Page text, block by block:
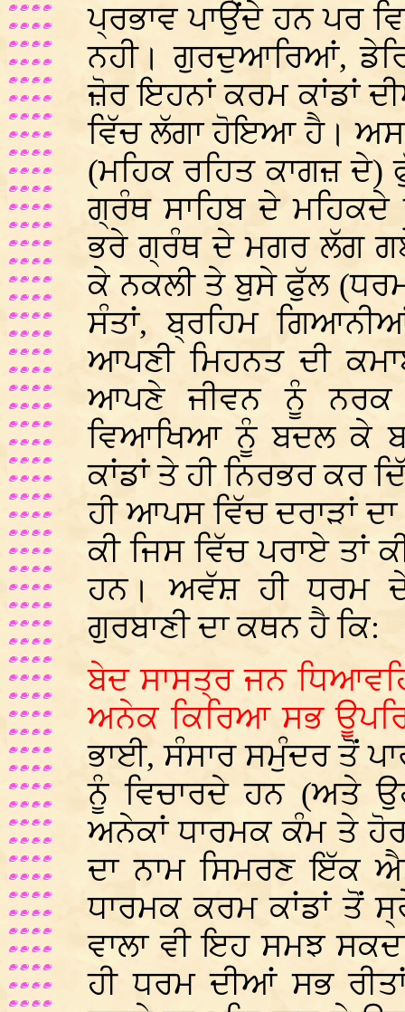
ਪ੍ਰਭਾਵ ਪਾਉਂਦੇ ਹਨ ਪਰ
ਨਹੀ। ਗੁਰਦੁਆਰਿਆਂ,
ਜ਼ੋਰ ਇਹਨਾਂ ਕਰਮ ਕਾਂਡਾਂ
ਵਿੱਚ ਲੱਗਾ ਹੋਇਆ ਹੈ।
(ਮਹਿਕ ਰਹਿਤ ਕਾਗਜ਼ ਦੇ)
ਗ੍ਰੰਥ ਸਾਹਿਬ ਦੇ
ਭਰੇ ਗ੍ਰੰਥ ਦੇ ਮਗਰ ਲੱਗ
ਕੇ ਨਕਲੀ ਤੇ ਬੁਸੇ ਫੁੱਲ
ਸੰਤਾਂ, ਬ੍ਰਹਿਮ
ਆਪਣੀ ਮਿਹਨਤ ਦੀ
ਆਪਣੇ ਜੀਵਨ ਨੂੰ ਨਰਕ
ਵਿਆਖਿਆ ਨੂੰ ਬਦਲ ਕੇ
ਕਾਂਡਾਂ ਤੇ ਹੀ ਨਿਰਭਰ ਕਰ
ਹੀ ਆਪਸ ਵਿੱਚ ਦਰਾੜਾਂ
ਕੀ ਜਿਸ ਵਿੱਚ ਪਰਾਏ ਤਾਂ
ਹਨ। ਅਵੱਸ਼ ਹੀ ਧਰਮ
ਗੁਰਬਾਣੀ ਦਾ ਕਥਨ ਹੈ ਕਿ:
ਬੇਦ ਸਾਸਤ੍ਰ ਜਨ
ਅਨੇਕ ਕਿਰਿਆ ਸਭ
ਭਾਈ, ਸੰਸਾਰ ਸਮੁੰਦਰ ਤੋਂ
ਨੂੰ ਵਿਚਾਰਦੇ ਹਨ (ਅਤੇ
ਅਨੇਕਾਂ ਧਾਰਮਕ ਕੰਮ ਤੇ
ਦਾ ਨਾਮ ਸਿਮਰਣ ਇੱਕ
ਧਾਰਮਕ ਕਰਮ ਕਾਂਡਾਂ ਤੋਂ
ਵਾਲਾ ਵੀ ਇਹ ਸਮਝ
ਹੀ ਧਰਮ ਦੀਆਂ ਸਭ